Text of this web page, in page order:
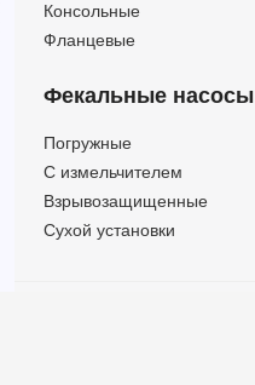
Консольные
Фланцевые
Фекальные насосы
Погружные
C измельчителем
Взрывозащищенные
Сухой установки